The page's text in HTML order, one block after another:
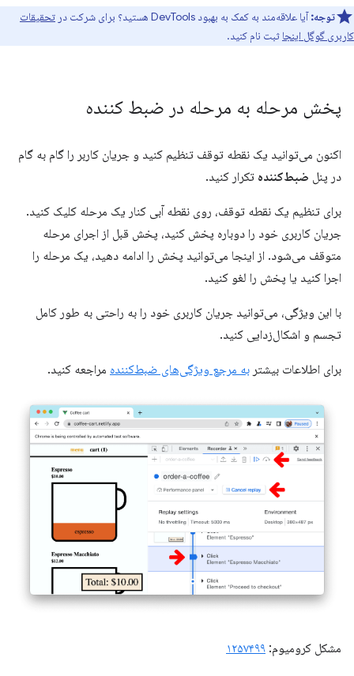
توجه:آیا علاقه‌مند به کمک به بهبود DevTools هستید؟ برای شرکت در
تحقیقات
کاربری گوگل اینجا ثبت نام کنید.
پخش مرحله به مرحله در ضبط کننده
اکنون می‌توانید یک نقطه توقف تنظیم کنید و جریان کاربر را گام به گام
در پنل ضبط‌کننده تکرار کنید.
برای تنظیم یک نقطه توقف، روی نقطه آبی کنار یک مرحله کلیک کنید.
جریان کاربری خود را دوباره پخش کنید، پخش قبل از اجرای مرحله
متوقف می‌شود. از اینجا می‌توانید پخش را ادامه دهید، یک مرحله را
اجرا کنید یا پخش را لغو کنید.
با این ویژگی، می‌توانید جریان کاربری خود را به راحتی به طور کامل
تجسم و اشکال‌زدایی کنید.
برای اطلاعات بیشتر به مرجع ویژگی‌های ضبط‌کننده مراجعه کنید.
مشکل کرومیوم: ۱۲۵۷۴۹۹